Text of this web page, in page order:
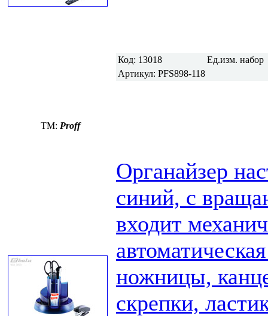
Код: 13018 Ед.изм. набор
Артикул: PFS898-118
TM: Proff
Органайзер
синий, с
входит
ножницы,
скрепки,